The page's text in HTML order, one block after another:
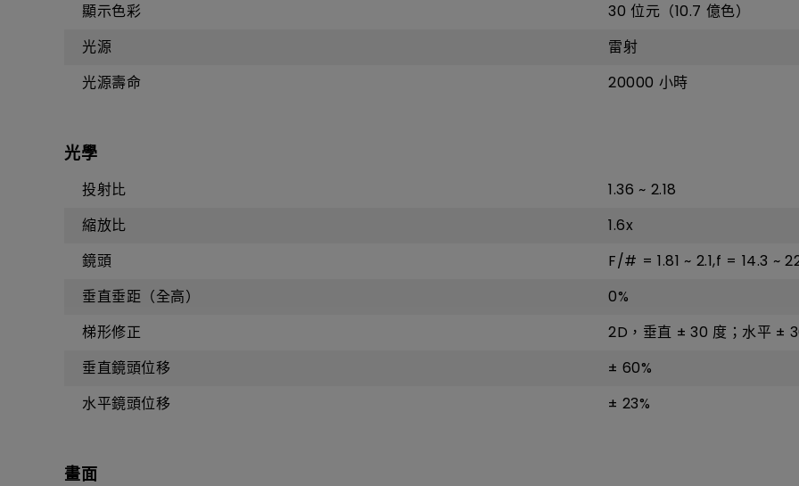
顯示色彩
30 位元（10.7 億色）
光源
雷射
光源壽命
20000 小時
光學
投射比
1.36 ~ 2.18
縮放比
1.6x
鏡頭
F/# = 1.81 ~ 2.1,f = 14.3 ~
垂直垂距（全高）
0%
梯形修正
2D，垂直 ± 30 度；水平 ±
垂直鏡頭位移
± 60%
水平鏡頭位移
± 23%
畫面